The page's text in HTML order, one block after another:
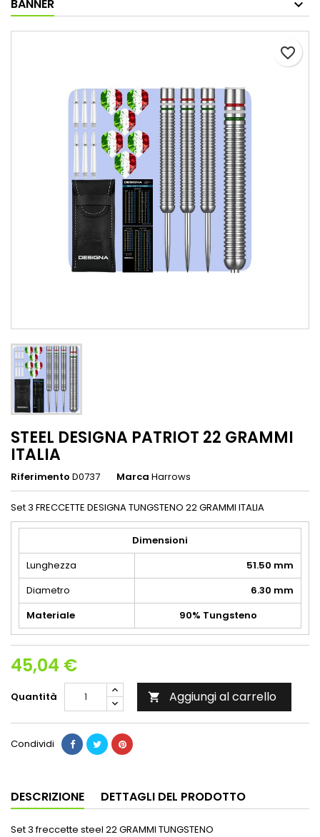
BANNER
favorite_border
STEEL DESIGNA PATRIOT 22 GRAMMI
ITALIA
Riferimento D0737 Marca Harrows
Set 3 FRECCETTE DESIGNA TUNGSTENO 22 GRAMMI ITALIA
Dimensioni
Lunghezza
51.50 mm
Diametro
6.30 mm
Materiale
90% Tungsteno
45,04 €
Quantità  Aggiungi al carrello
Condividi
DESCRIZIONE DETTAGLI DEL PRODOTTO
Set 3 freccette steel 22 GRAMMI TUNGSTENO